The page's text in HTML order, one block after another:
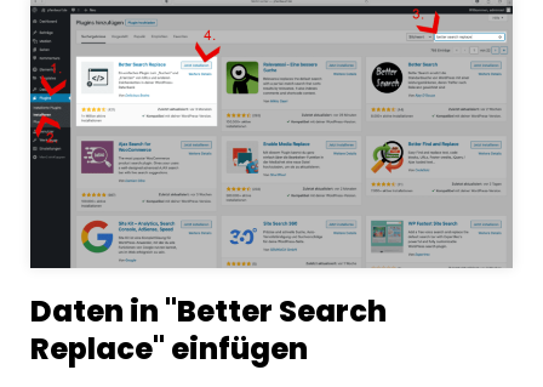
Daten in "Better Search
Replace" einfügen